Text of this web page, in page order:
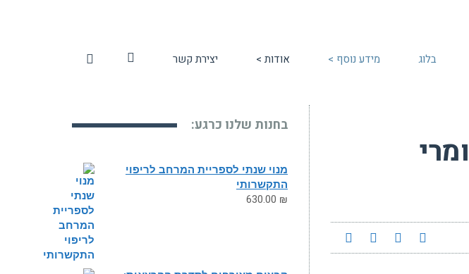
בלוג מידע נוסף > אודות > יצירת קשר
בחנות שלנו כרגע:
מנוי שנתי לספריית המרחב לריפוי
התקשרותי
630.00 ₪